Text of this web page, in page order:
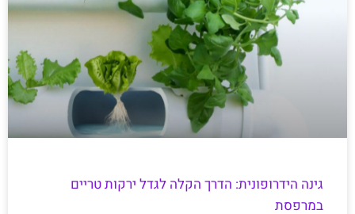
גינה הידרופונית: הדרך הקלה לגדל ירקות טריים
במרפסת